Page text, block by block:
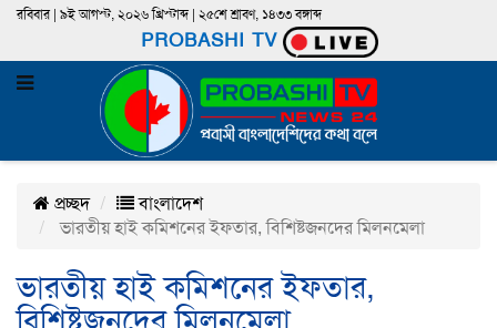
রবিবার | ৯ই আগস্ট, ২০২৬ খ্রিস্টাব্দ | ২৫শে শ্রাবণ, ১৪৩৩ বঙ্গাব্দ
PROBASHI TV
প্রচ্ছদ
বাংলাদেশ
ভারতীয় হাই কমিশনের ইফতার, বিশিষ্টজনদের মিলনমেলা
ভারতীয় হাই কমিশনের ইফতার,